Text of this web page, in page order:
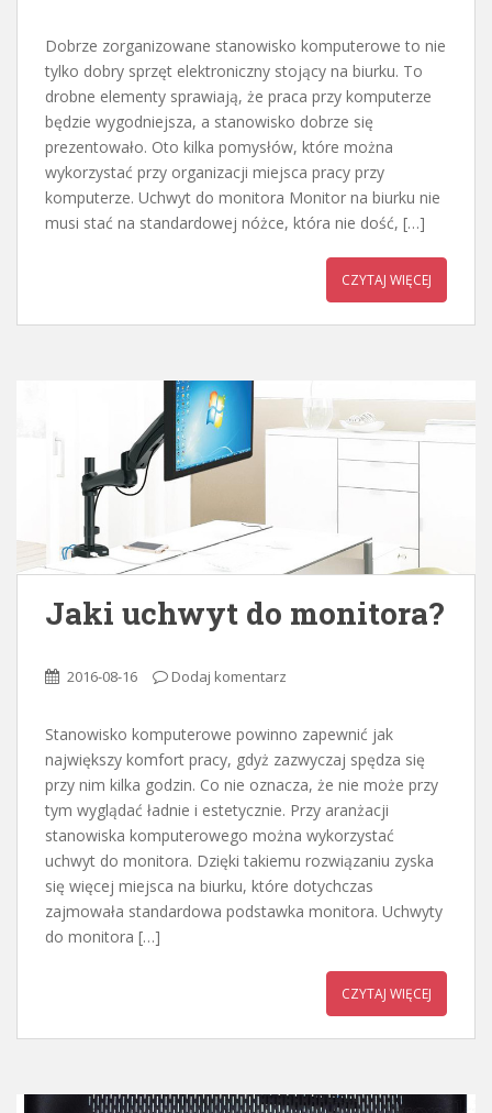
Dobrze zorganizowane stanowisko komputerowe to nie
tylko dobry sprzęt elektroniczny stojący na biurku. To
drobne elementy sprawiają, że praca przy komputerze
będzie wygodniejsza, a stanowisko dobrze się
prezentowało. Oto kilka pomysłów, które można
wykorzystać przy organizacji miejsca pracy przy
komputerze. Uchwyt do monitora Monitor na biurku nie
musi stać na standardowej nóżce, która nie dość, […]
CZYTAJ WIĘCEJ
Jaki uchwyt do monitora?
2016-08-16 Dodaj komentarz
Stanowisko komputerowe powinno zapewnić jak
największy komfort pracy, gdyż zazwyczaj spędza się
przy nim kilka godzin. Co nie oznacza, że nie może przy
tym wyglądać ładnie i estetycznie. Przy aranżacji
stanowiska komputerowego można wykorzystać
uchwyt do monitora. Dzięki takiemu rozwiązaniu zyska
się więcej miejsca na biurku, które dotychczas
zajmowała standardowa podstawka monitora. Uchwyty
do monitora […]
CZYTAJ WIĘCEJ